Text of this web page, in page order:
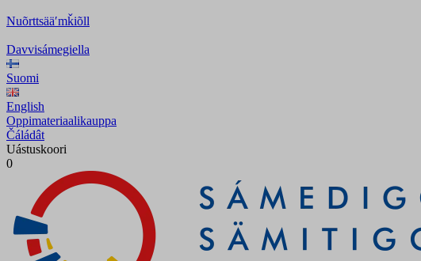
Nuõrttsääʹmǩiõll
Davvisámegiella
Suomi
English
Oppimateriaalikauppa
Čáládât
Uástuskoori
0